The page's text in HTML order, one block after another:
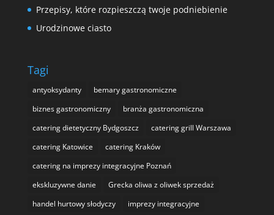
Przepisy, które rozpieszczą twoje podniebienie
Urodzinowe ciasto
Tagi
antyoksydanty
bemary gastronomiczne
biznes gastronomiczny
branża gastronomiczna
catering dietetyczny Bydgoszcz
catering grill Warszawa
catering Katowice
catering Kraków
catering na imprezy integracyjne Poznań
ekskluzywne danie
Grecka oliwa z oliwek sprzedaż
handel hurtowy słodyczy
imprezy integracyjne